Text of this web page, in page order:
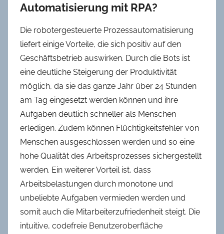
Automatisierung mit RPA?
Die robotergesteuerte Prozessautomatisierung
liefert einige Vorteile, die sich positiv auf den
Geschäftsbetrieb auswirken. Durch die Bots ist
eine deutliche Steigerung der Produktivität
möglich, da sie das ganze Jahr über 24 Stunden
am Tag eingesetzt werden können und ihre
Aufgaben deutlich schneller als Menschen
erledigen. Zudem können Flüchtigkeitsfehler von
Menschen ausgeschlossen werden und so eine
hohe Qualität des Arbeitsprozesses sichergestellt
werden. Ein weiterer Vorteil ist, dass
Arbeitsbelastungen durch monotone und
unbeliebte Aufgaben vermieden werden und
somit auch die Mitarbeiterzufriedenheit steigt. Die
intuitive, codefreie Benutzeroberfläche